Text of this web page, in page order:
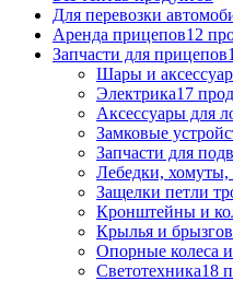
Для перевозки
Аренда прицепов12
Запчасти для прицепов
Шары и
Электрика17
Аксессуары для
Замковые
Запчасти для
Лебедки, хомуты,
Защелки петли
Кронштейны и
Крылья и
Опорные колеса
Светотехника18